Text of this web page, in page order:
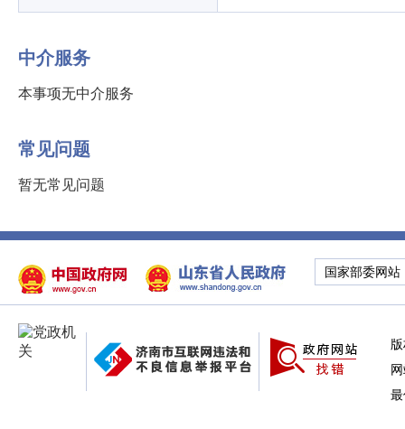
中介服务
本事项无中介服务
常见问题
暂无常见问题
国家部委网站